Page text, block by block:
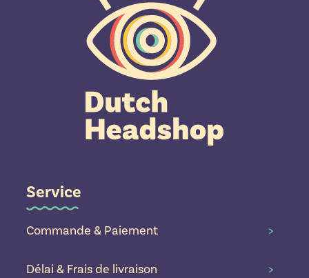
Service
Commande & Paiement >
Délai & Frais de livraison >